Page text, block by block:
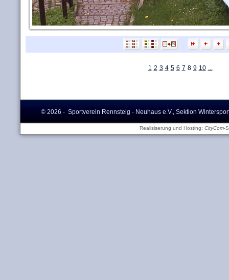
1 2 3 4 5 6 7 8 9 10 ...
© 2026 - Sportverein Rennsteig - Neuhaus e.V., Sektion
Realisiserung und Hosting: CityCom-